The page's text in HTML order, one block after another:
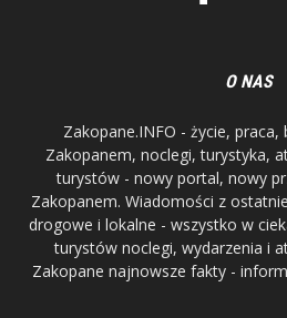
O NAS
Zakopane.INFO - życie,
Zakopanem, noclegi, turystyka,
turystów - nowy portal, nowy
Zakopanem. Wiadomości z
drogowe i lokalne - wszystko w
turystów noclegi, wydarzenia i
Zakopane najnowsze fakty -